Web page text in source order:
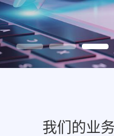
我们的业务